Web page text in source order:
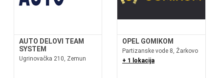
AUTO DELOVI TEAM
SYSTEM
Ugrinovačka 210, Zemun
OPEL GOMIKOM
Partizanske vode 8, Žarkovo
+ 1 lokacija